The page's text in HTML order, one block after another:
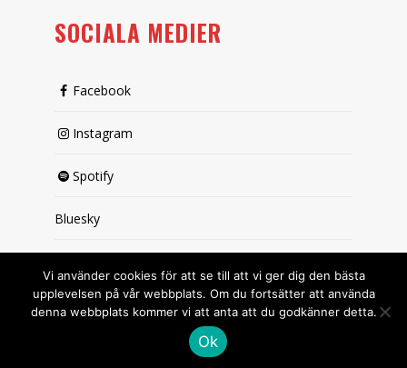
SOCIALA MEDIER
Facebook
Instagram
Spotify
Bluesky
Vi använder cookies för att se till att vi ger dig den bästa
upplevelsen på vår webbplats. Om du fortsätter att använda
denna webbplats kommer vi att anta att du godkänner detta.
Ok